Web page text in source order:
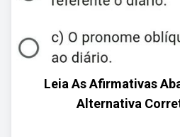
Leia As Afirmativas
Alternativa